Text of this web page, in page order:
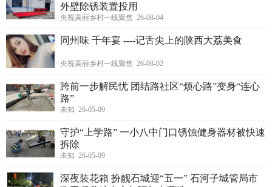
外壁除锈装置投用
央视美丽乡村一线聚焦 26-08-04
同州味 千年宴 ----记舌尖上的陕西大荔美食
央视美丽乡村一线聚焦 26-08-02
跨前一步解民忧 团结路社区“烦心路”变身“连心
路”
未知 26-05-09
守护“上学路” 一小八中门口锈蚀健身器材被快速
拆除
未知 26-05-09
深夜装花箱 扮靓石城迎“五一” 石河子城管局市